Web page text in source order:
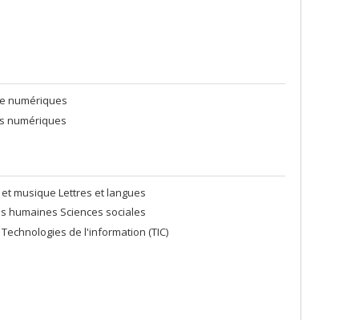
numériques
numériques
musique Lettres et langues
humaines Sciences sociales
de l'information (TIC)